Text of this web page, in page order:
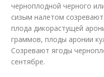
черноплодной черного
сизым налетом
плода дикорастущей
граммов, плоды аронии
Созревают ягоды
сентябре.